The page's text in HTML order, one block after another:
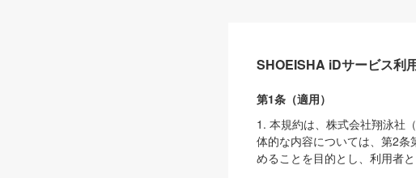
SHOEISHA iDサービス利
第1条（適用）
1. 本規約は、株式会社翔泳社
体的な内容については、第2
めることを目的とし、利用者